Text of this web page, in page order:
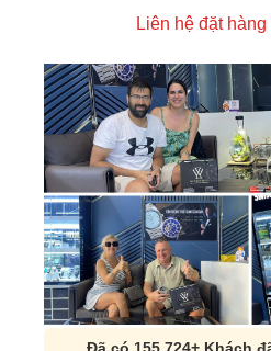
Liên hệ đặt hàng
Đã có 155,724+ Khách